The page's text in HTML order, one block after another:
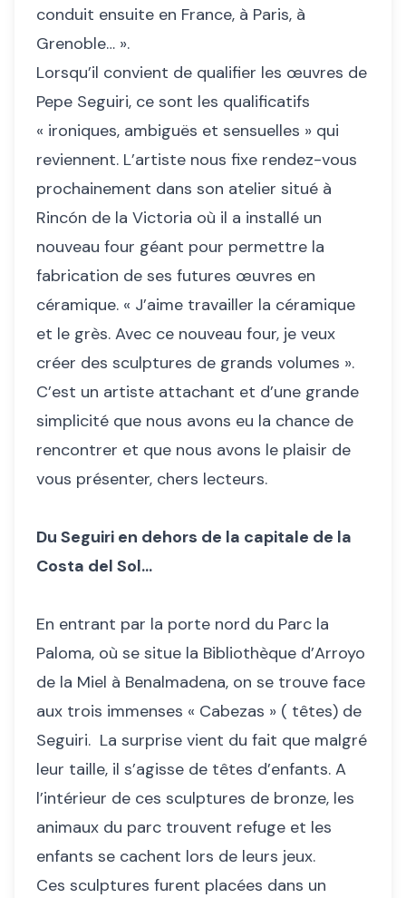
conduit ensuite en France, à Paris, à
Grenoble… ».
Lorsqu’il convient de qualifier les œuvres de
Pepe Seguiri, ce sont les qualificatifs
« ironiques, ambiguës et sensuelles » qui
reviennent. L’artiste nous fixe rendez-vous
prochainement dans son atelier situé à
Rincón de la Victoria où il a installé un
nouveau four géant pour permettre la
fabrication de ses futures œuvres en
céramique. « J’aime travailler la céramique
et le grès. Avec ce nouveau four, je veux
créer des sculptures de grands volumes ».
C’est un artiste attachant et d’une grande
simplicité que nous avons eu la chance de
rencontrer et que nous avons le plaisir de
vous présenter, chers lecteurs.
Du Seguiri en dehors de la capitale de la
Costa del Sol…
En entrant par la porte nord du Parc la
Paloma, où se situe la Bibliothèque d’Arroyo
de la Miel à Benalmadena, on se trouve face
aux trois immenses « Cabezas » ( têtes) de
Seguiri. La surprise vient du fait que malgré
leur taille, il s’agisse de têtes d’enfants. A
l’intérieur de ces sculptures de bronze, les
animaux du parc trouvent refuge et les
enfants se cachent lors de leurs jeux.
Ces sculptures furent placées dans un